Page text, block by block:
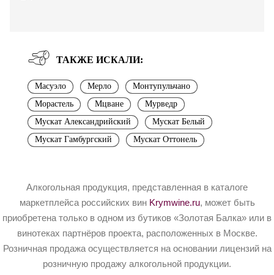
ТАКЖЕ ИСКАЛИ:
Масуэло Мерло
Монтупульчано
Морастель
Мцване
Мурведр
Мускат Александрийский
Мускат Белый
Мускат Гамбургский
Мускат Оттонель
Алкогольная продукция, представленная в каталоге
маркетплейса российских вин Krymwine.ru, может быть
приобретена только в одном из бутиков «Золотая Балка» или в
винотеках партнёров проекта, расположенных в Москве.
Розничная продажа осуществляется на основании лицензий на
розничную продажу алкогольной продукции.